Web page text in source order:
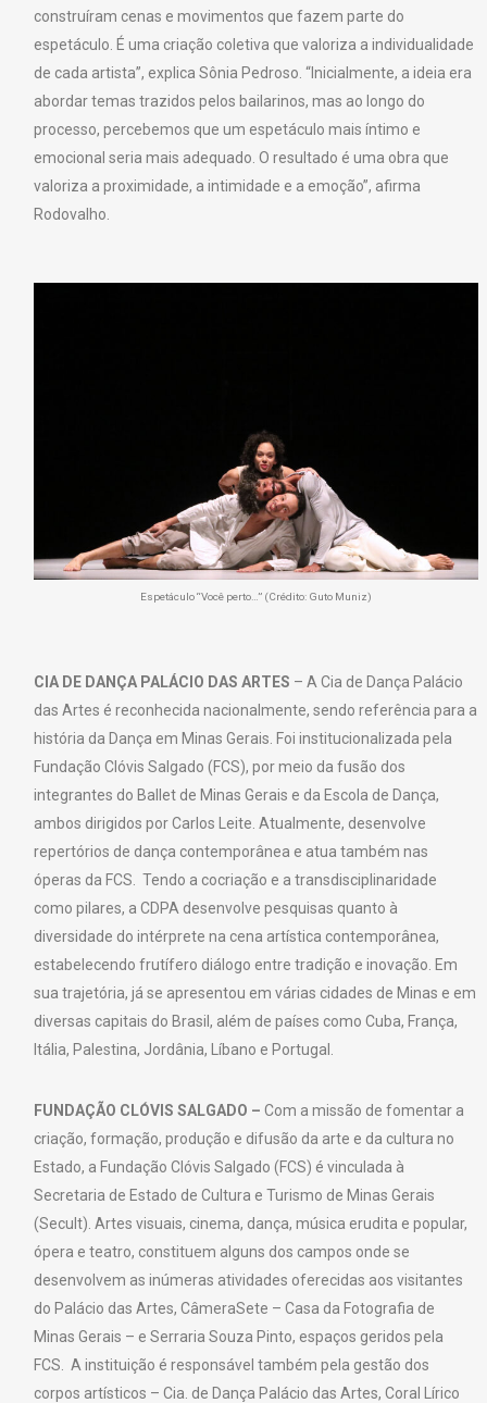
construíram cenas e movimentos que fazem parte do
espetáculo. É uma criação coletiva que valoriza a individualidade
de cada artista”, explica Sônia Pedroso. “Inicialmente, a ideia era
abordar temas trazidos pelos bailarinos, mas ao longo do
processo, percebemos que um espetáculo mais íntimo e
emocional seria mais adequado. O resultado é uma obra que
valoriza a proximidade, a intimidade e a emoção”, afirma
Rodovalho.
Espetáculo “Você perto…” (Crédito: Guto Muniz)
CIA DE DANÇA PALÁCIO DAS ARTES – A Cia de Dança Palácio
das Artes é reconhecida nacionalmente, sendo referência para a
história da Dança em Minas Gerais. Foi institucionalizada pela
Fundação Clóvis Salgado (FCS), por meio da fusão dos
integrantes do Ballet de Minas Gerais e da Escola de Dança,
ambos dirigidos por Carlos Leite. Atualmente, desenvolve
repertórios de dança contemporânea e atua também nas
óperas da FCS. Tendo a cocriação e a transdisciplinaridade
como pilares, a CDPA desenvolve pesquisas quanto à
diversidade do intérprete na cena artística contemporânea,
estabelecendo frutífero diálogo entre tradição e inovação. Em
sua trajetória, já se apresentou em várias cidades de Minas e em
diversas capitais do Brasil, além de países como Cuba, França,
Itália, Palestina, Jordânia, Líbano e Portugal.
FUNDAÇÃO CLÓVIS SALGADO – Com a missão de fomentar a
criação, formação, produção e difusão da arte e da cultura no
Estado, a Fundação Clóvis Salgado (FCS) é vinculada à
Secretaria de Estado de Cultura e Turismo de Minas Gerais
(Secult). Artes visuais, cinema, dança, música erudita e popular,
ópera e teatro, constituem alguns dos campos onde se
desenvolvem as inúmeras atividades oferecidas aos visitantes
do Palácio das Artes, CâmeraSete – Casa da Fotografia de
Minas Gerais – e Serraria Souza Pinto, espaços geridos pela
FCS. A instituição é responsável também pela gestão dos
corpos artísticos – Cia. de Dança Palácio das Artes, Coral Lírico